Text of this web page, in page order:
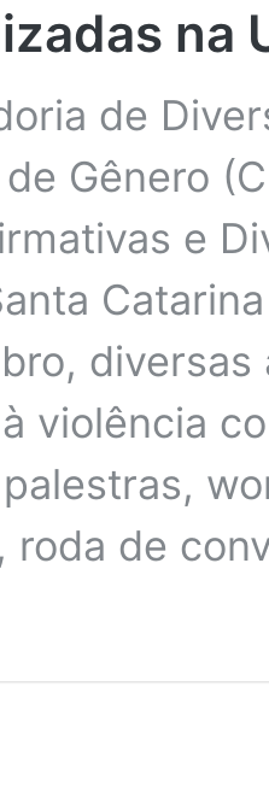
na
de
Gênero
e
violência
roda de